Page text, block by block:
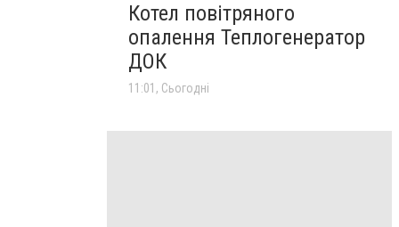
Котел повітряного
опалення Теплогенератор
ДОК
11:01, Сьогодні